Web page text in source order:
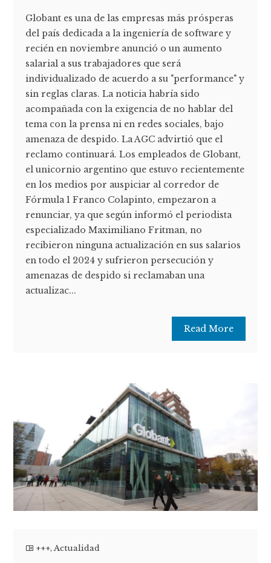
Globant es una de las empresas más prósperas
del país dedicada a la ingeniería de software y
recién en noviembre anunció o un aumento
salarial a sus trabajadores que será
individualizado de acuerdo a su "performance" y
sin reglas claras. La noticia habría sido
acompañada con la exigencia de no hablar del
tema con la prensa ni en redes sociales, bajo
amenaza de despido. La AGC advirtió que el
reclamo continuará. Los empleados de Globant,
el unicornio argentino que estuvo recientemente
en los medios por auspiciar al corredor de
Fórmula 1 Franco Colapinto, empezaron a
renunciar, ya que según informó el periodista
especializado Maximiliano Fritman, no
recibieron ninguna actualización en sus salarios
en todo el 2024 y sufrieron persecución y
amenazas de despido si reclamaban una
actualizac...
Read More
+++,Actualidad